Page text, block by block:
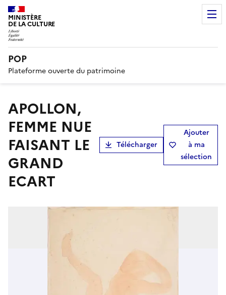
MINISTÈRE
DE LA CULTURE
POP
Plateforme ouverte du patrimoine
APOLLON,
FEMME NUE
FAISANT LE
GRAND
ECART
Télécharger
Ajouter
à ma
sélection